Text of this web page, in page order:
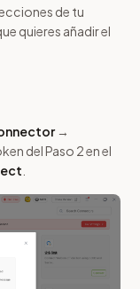
de tu
quieres añadir el
→
del Paso 2 en el